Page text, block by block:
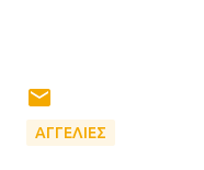
ΑΓΓΕΛΙΕΣ